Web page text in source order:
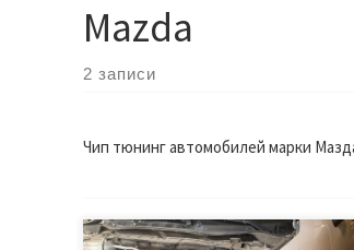
Mazda
2 записи
Чип тюнинг автомобилей марки